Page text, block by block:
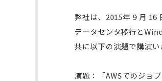
弊社は、2015年 9 月 16
データセンタ移行と
共に以下の演題で講演い
演題：「AWSでのジョ